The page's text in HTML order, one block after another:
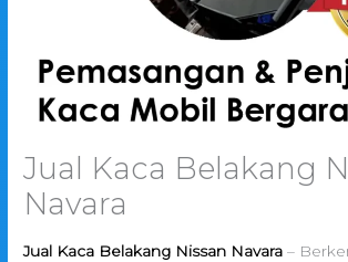
Jual Kaca Belakang
Navara
Jual Kaca Belakang Nissan Navara –